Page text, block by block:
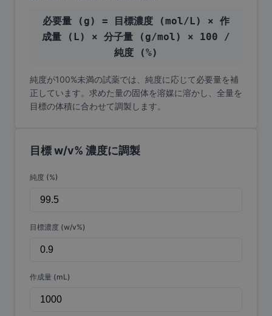
必要量 (g) = 目標濃度 (mol/L) × 作
成量 (L) × 分子量 (g/mol) × 100 /
純度 (%)
純度が100%未満の試薬では、純度に応じて必要量を補
正しています。求めた量の固体を溶媒に溶かし、全量を
目標の体積に合わせて調製します。
目標 w/v% 濃度に調製
純度 (%)
目標濃度 (w/v%)
作成量 (mL)